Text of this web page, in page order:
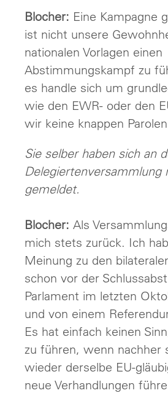
Blocher: Eine Kampagne
ist nicht unsere
nationalen Vorlagen einen
Abstimmungskampf zu
es handle sich um
wie den EWR- oder den
wir keine knappen
Sie selber haben sich an
Delegiertenversammlung
gemeldet.
Blocher: Als
mich stets zurück. Ich
Meinung zu den
schon vor der
Parlament im letzten
und von einem
Es hat einfach keinen
zu führen, wenn nachher
wieder derselbe EU-
neue Verhandlungen